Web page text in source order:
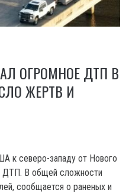
ОГРОМНОЕ ДТП В
ЖЕРТВ И
к северо-западу от Нового
ДТП. В общей сложности
сообщается о раненых и